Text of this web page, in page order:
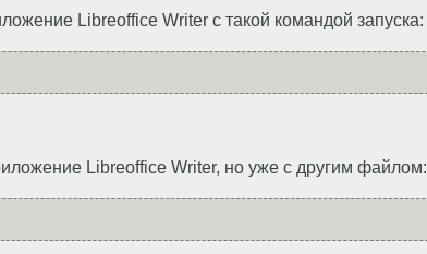
Libreoffice Writer с такой командой запуска:
Libreoffice Writer, но уже с другим файлом: